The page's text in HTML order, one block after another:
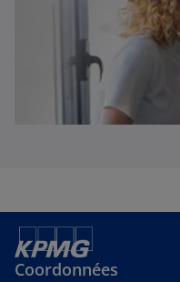
Coordonnées